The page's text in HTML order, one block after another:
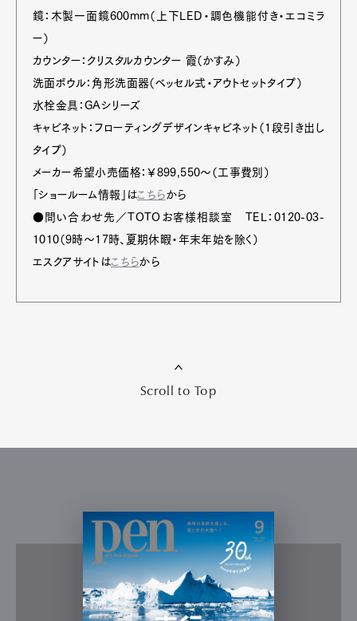
鏡：木製一面鏡600mm（上下LED・調色機能付き・エコミラ
ー）
カウンター：クリスタルカウンター 霞（かすみ）
洗面ボウル：角形洗面器（ベッセル式・アウトセットタイプ）
水栓金具：GAシリーズ
キャビネット：フローティングデザインキャビネット（1段引き出し
タイプ）
メーカー希望小売価格：￥899,550～（工事費別）
「ショールーム情報」はこちらから
●問い合わせ先／TOTOお客様相談室 TEL：0120-03-
1010（9時～17時、夏期休暇・年末年始を除く）
エスクアサイトはこちらから
Scroll to Top